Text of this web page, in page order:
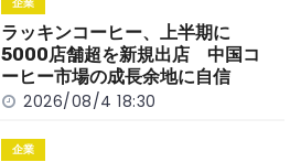
ラッキンコーヒー、上半期に
5000店舗超を新規出店 中国コ
ーヒー市場の成長余地に自信
2026/08/4 18:30
企業